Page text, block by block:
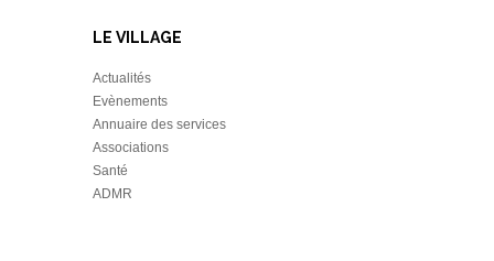
LE VILLAGE
Actualités
Evènements
Annuaire des services
Associations
Santé
ADMR